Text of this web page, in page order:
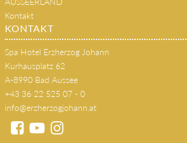
s'JOHANN Wirtshaus
SEMINARE
AUSSEERLAND
KONTAKT
Spa Hotel Erzherzog Johann
Kurhausplatz 62
A-8990 Bad Aussee
+43 36 22 525 07 - 0
info@erzherzogjohann.at